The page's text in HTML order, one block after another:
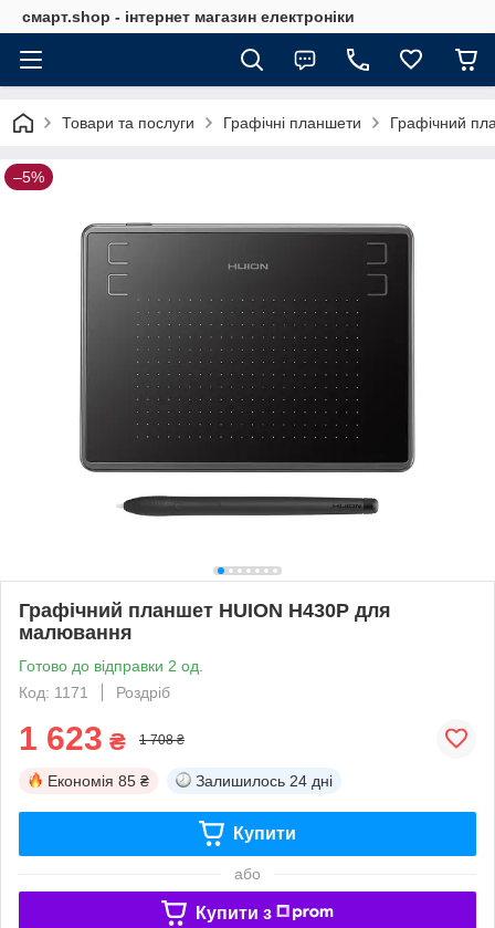
смарт.shop - інтернет магазин електроніки
Товари та послуги Графічні планшети Графічний
–5%
Графічний планшет HUION H430P для
малювання
Готово до відправки 2 од.
Код: 1171
Роздріб
1 623 ₴ 1 708 ₴
Економія 85 ₴ Залишилось 24 дні
Купити
або
Купити з